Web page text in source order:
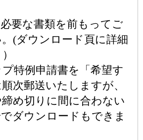
要な書類を前もってご
(ダウンロード頁に詳細
特例申請書を「希望す
次郵送いたしますが、
め切りに間に合わない
ダウンロードもできま